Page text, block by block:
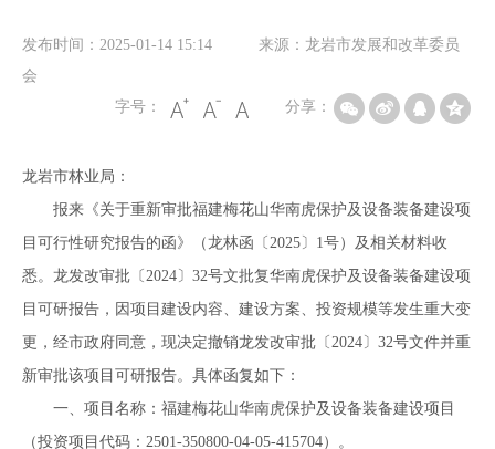
发布时间：2025-01-14 15:14
来源：龙岩市发展和改革委员
会
字号：
分享：
龙岩市林业局：
报来《关于重新审批福建梅花山华南虎保护及设备装备建设项
目可行性研究报告的函》（龙林函〔2025〕1号）及相关材料收
悉。龙发改审批〔2024〕32号文批复华南虎保护及设备装备建设项
目可研报告，因项目建设内容、建设方案、投资规模等发生重大变
更，经市政府同意，现决定撤销龙发改审批〔2024〕32号文件并重
新审批该项目可研报告。具体函复如下：
一、项目名称：福建梅花山华南虎保护及设备装备建设项目
（投资项目代码：2501-350800-04-05-415704）。